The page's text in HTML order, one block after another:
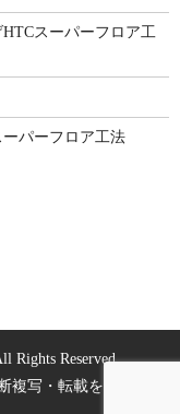
スーパーフロア工
パーフロア工法
Rights Reserved.
複写・転載を禁じま